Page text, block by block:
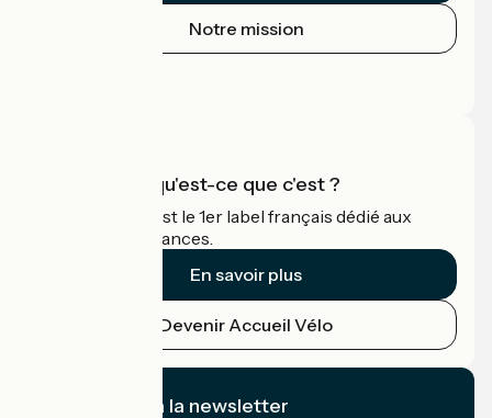
Notre mission
Accueil Vélo qu'est-ce que c'est ?
Accueil Vélo c'est le 1er label français dédié aux
cyclistes en vacances.
En savoir plus
Devenir Accueil Vélo
Je m'abonne à la newsletter